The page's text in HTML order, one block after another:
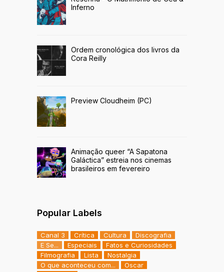
Inferno
Ordem cronológica dos livros da
Cora Reilly
Preview Cloudheim (PC)
Animação queer “A Sapatona
Galáctica” estreia nos cinemas
brasileiros em fevereiro
Popular Labels
Canal 3 Crítica Cultura
Discografia
E Se...
Especiais
Fatos e Curiosidades
Filmografia
Lista
Nostalgia
O que aconteceu com...
Oscar